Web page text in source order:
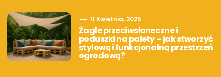
11 Kwietnia, 2025
Żagle przeciwsłoneczne i
poduszki na palety – jak stworzyć
stylową i funkcjonalną przestrzeń
ogrodową?